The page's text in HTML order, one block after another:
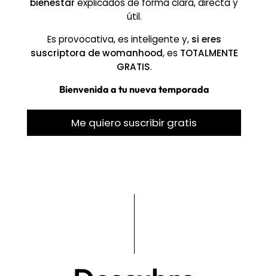
bienestar explicados de forma clara, directa y
útil.
Es provocativa, es inteligente y, si eres
suscriptora de womanhood, es TOTALMENTE
GRATIS.
Bienvenida a tu nueva temporada
Me quiero suscribir gratis